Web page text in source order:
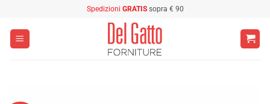
contenuti
Spedizioni GRATISsopra € 90